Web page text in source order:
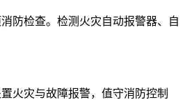
防检查。检测火灾自动报警器、自
火灾与故障报警，值守消防控制